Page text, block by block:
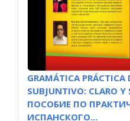
GRAMÁTICA PRÁCTICA
SUBJUNTIVO: CLARO
ПОСОБИЕ ПО
ИСПАНСКОГО...